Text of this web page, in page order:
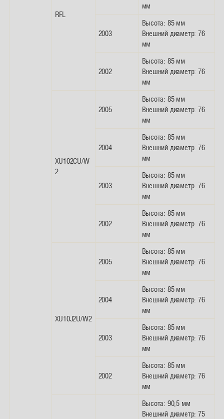
RFL
мм
2003
Высота: 85 мм
Внешний диаметр: 76
мм
2002
Высота: 85 мм
Внешний диаметр: 76
мм
XU102CU/W
2
2005
Высота: 85 мм
Внешний диаметр: 76
мм
2004
Высота: 85 мм
Внешний диаметр: 76
мм
2003
Высота: 85 мм
Внешний диаметр: 76
мм
2002
Высота: 85 мм
Внешний диаметр: 76
мм
XU10J2U/W2
2005
Высота: 85 мм
Внешний диаметр: 76
мм
2004
Высота: 85 мм
Внешний диаметр: 76
мм
2003
Высота: 85 мм
Внешний диаметр: 76
мм
2002
Высота: 85 мм
Внешний диаметр: 76
мм
Высота: 90,5 мм
Внешний диаметр: 75